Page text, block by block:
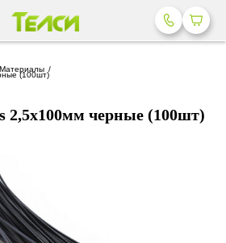
(100шт)
2,5x100мм черные (100шт)